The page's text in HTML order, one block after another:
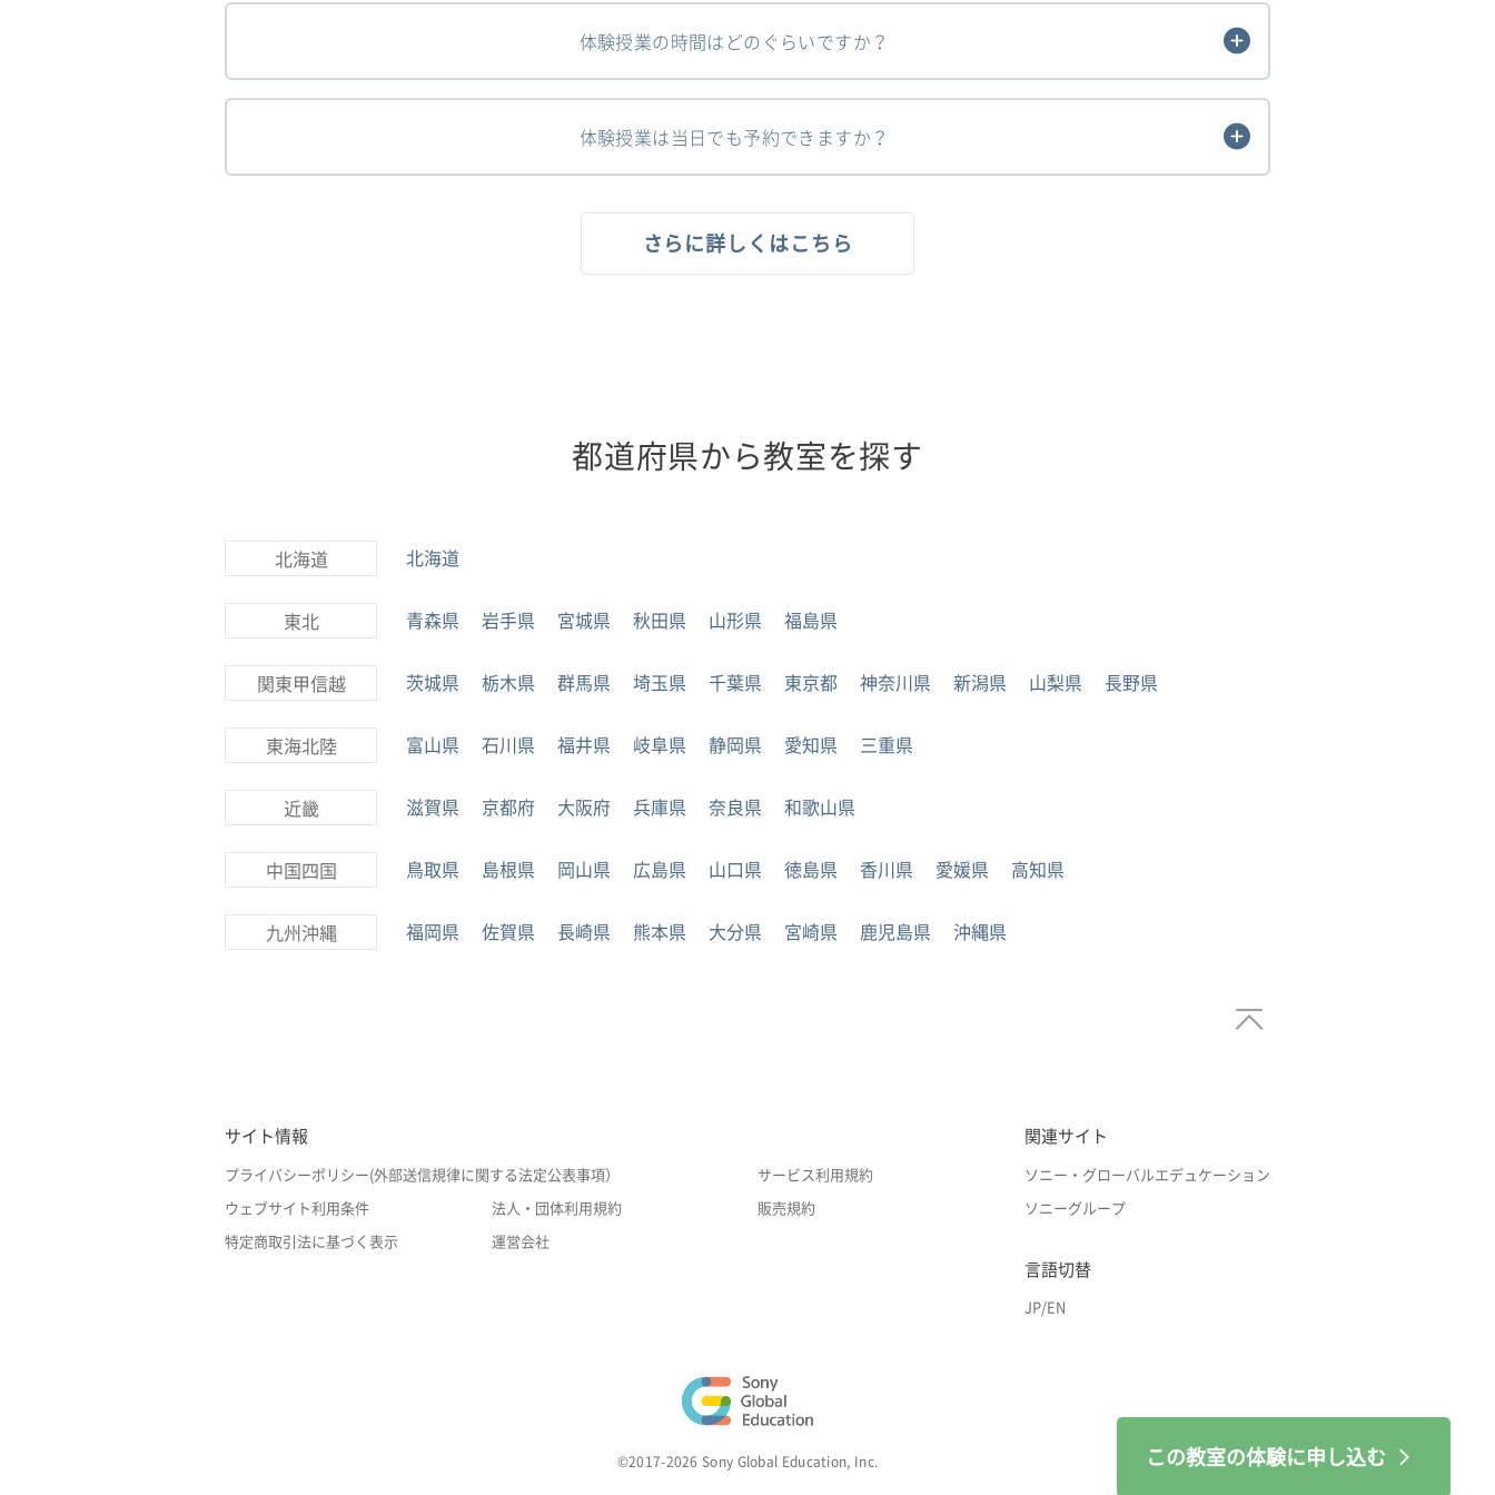
この教室の体験に申し込む
体験授業の時間はどのぐらいですか？
体験授業は当日でも予約できますか？
さらに詳しくはこちら
都道府県から教室を探す
北海道 北海道
東北 青森県 岩手県 宮城県 秋田県 山形県 福島県
関東甲信越 茨城県 栃木県 群馬県 埼玉県 千葉県 東京都 神奈川県 新潟県 山梨県 長野県
東海北陸 富山県 石川県 福井県 岐阜県 静岡県 愛知県 三重県
近畿 滋賀県 京都府 大阪府 兵庫県 奈良県 和歌山県
中国四国 鳥取県 島根県 岡山県 広島県 山口県 徳島県 香川県 愛媛県 高知県
九州沖縄 福岡県 佐賀県 長崎県 熊本県 大分県 宮崎県 鹿児島県 沖縄県
サイト情報
プライバシーポリシー(外部送信規律に関する法定公表事項） サービス利用規約
ウェブサイト利用条件 法人・団体利用規約 販売規約
特定商取引法に基づく表示 運営会社
関連サイト
ソニー・グローバルエデュケーション
ソニーグループ
言語切替
JP/EN
©2017-2026 Sony Global Education, Inc.